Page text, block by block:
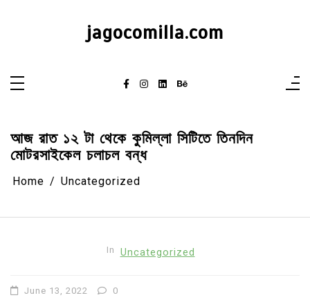
jagocomilla.com
আজ রাত ১২ টা থেকে কুমিল্লা সিটিতে তিনদিন
মোটরসাইকেল চলাচল বন্ধ
Home Uncategorized
In Uncategorized
June 13, 2022 0